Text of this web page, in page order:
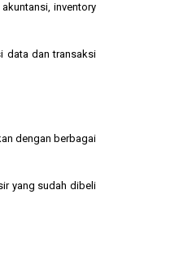
inventory
data dan transaksi
dengan berbagai
yang sudah dibeli